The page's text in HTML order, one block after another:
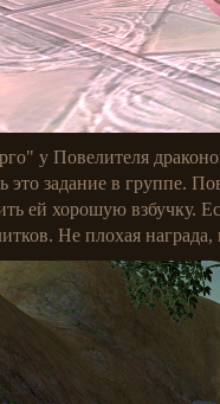
у Повелителя
это задание в группе.
ей хорошую взбучку.
Не плохая награда,